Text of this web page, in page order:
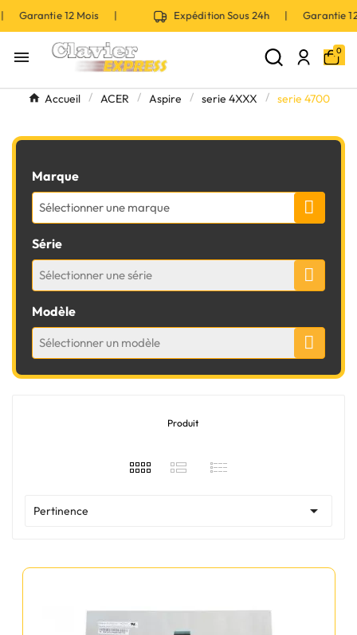
| Garantie 12 Mois | Expédition Sous 24h | Garantie
 0
Accueil ACER Aspire serie 4XXX serie 4700
Marque
Sélectionner une marque
Série
Sélectionner une série
Modèle
Sélectionner un modèle
Produit
Pertinence 